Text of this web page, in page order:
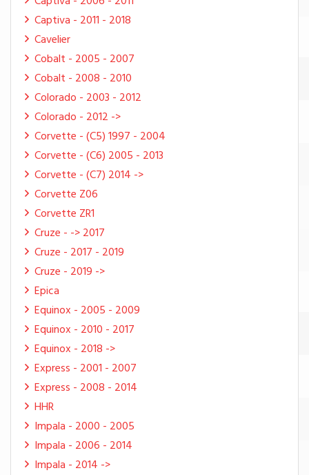
Captiva - 2011 - 2018
Cavelier
Cobalt - 2005 - 2007
Cobalt - 2008 - 2010
Colorado - 2003 - 2012
Colorado - 2012 ->
Corvette - (C5) 1997 - 2004
Corvette - (C6) 2005 - 2013
Corvette - (C7) 2014 ->
Corvette Z06
Corvette ZR1
Cruze - -> 2017
Cruze - 2017 - 2019
Cruze - 2019 ->
Epica
Equinox - 2005 - 2009
Equinox - 2010 - 2017
Equinox - 2018 ->
Express - 2001 - 2007
Express - 2008 - 2014
HHR
Impala - 2000 - 2005
Impala - 2006 - 2014
Impala - 2014 ->